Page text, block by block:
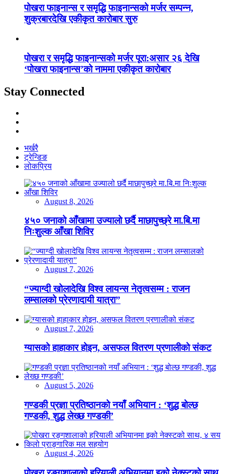
पोखरा फाइनान्स र समृद्धि फाइनान्सको मर्जर सम्पन्न,
शुक्रबारदेखि एकीकृत कारोबार सुरु
पोखरा र समृद्धि फाइनान्सको मर्जर पूरा:असार २६ देखि
‘पोखरा फाइनान्स’को नाममा एकीकृत कारोबार
Stay Connected
भर्खरै
ट्रेन्डिङ
लोकप्रिय
August 8, 2026
४५० जनाको आँखामा उज्यालो छर्दै माछापुच्छ्रे मा.बि.मा
निःशुल्क आँखा शिविर
August 7, 2026
“ज्याग्दी खोलादेखि विश्व लायन्स नेतृत्वसम्म : राजन
लम्सालको प्रेरणादायी यात्रा”
August 7, 2026
ग्यासको हाहाकार होइन, असफल वितरण प्रणालीको संकट
August 5, 2026
गण्डकी प्रज्ञा प्रतिष्ठानको नयाँ अभियान : ‘शुद्ध बोल्छ
गण्डकी, शुद्ध लेख्छ गण्डकी’
August 4, 2026